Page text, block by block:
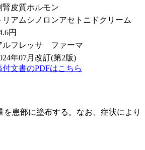
腎皮質ホルモン
リアムシノロンアセトニドクリーム
円
ルフレッサ ファーマ
年07月改訂(第2版)
付文書のPDFはこちら
を患部に塗布する。なお、症状により